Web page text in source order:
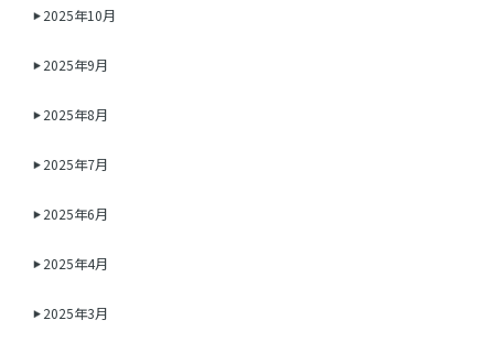
2025年10月
2025年9月
2025年8月
2025年7月
2025年6月
2025年4月
2025年3月